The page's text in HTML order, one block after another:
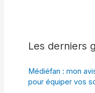
Les derniers
Médiéfan : mon
pour équiper vos